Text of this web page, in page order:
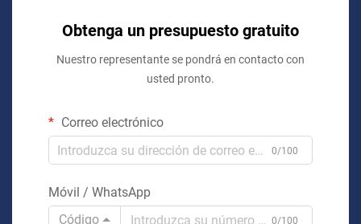
Obtenga un presupuesto gratuito
Nuestro representante se pondrá en contacto con
usted pronto.
Correo electrónico
0/100
Móvil / WhatsApp
Código
0/100